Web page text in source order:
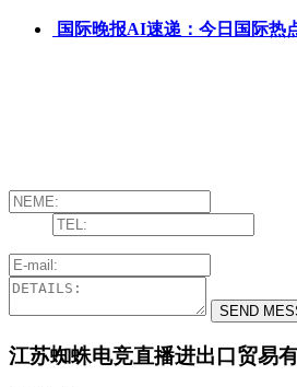
国际晚报AI速递：今日国际热
江苏蜘蛛电竞直播进出口贸易